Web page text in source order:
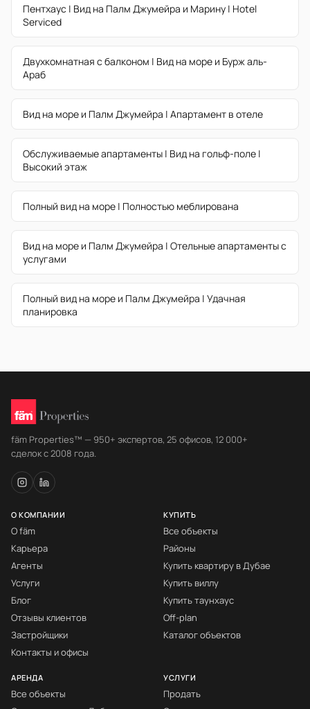
Пентхаус | Вид на Палм Джумейра и Марину | Hotel
Serviced
Двухкомнатная с балконом | Вид на море и Бурж аль-
Араб
Вид на море и Палм Джумейра | Апартамент в отеле
Обслуживаемые апартаменты | Вид на гольф-поле |
Высокий этаж
Полный вид на море | Полностью меблирована
Вид на море и Палм Джумейра | Отельные апартаменты с
услугами
Полный вид на море и Палм Джумейра | Удачная
планировка
fäm Properties™ — 950+ экспертов, 25 офисов, 12 000+
сделок с 2008 года.
О КОМПАНИИ
О fäm
Карьера
Агенты
Услуги
Блог
Отзывы клиентов
Застройщики
Контакты и офисы
КУПИТЬ
Все объекты
Районы
Купить квартиру в Дубае
Купить виллу
Купить таунхаус
Off-plan
Каталог объектов
АРЕНДА
Все объекты
УСЛУГИ
Продать